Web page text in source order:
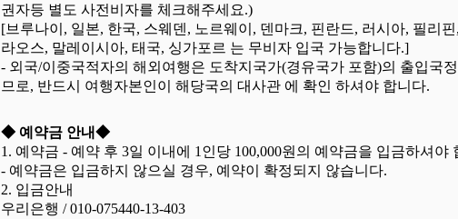
권자등 별도 사전비자를 체크해주세요.)
[브루나이, 일본, 한국, 스웨덴, 노르웨이, 덴마크, 핀란드, 러시아, 필리
라오스, 말레이시아, 태국, 싱가포르 는 무비자 입국 가능합니다.]
- 외국/이중국적자의 해외여행은 도착지국가(경유국가 포함)의 출입국
므로, 반드시 여행자본인이 해당국의 대사관 에 확인 하셔야 합니다.
◆ 예약금 안내◆
1. 예약금 - 예약 후 3일 이내에 1인당 100,000원의 예약금을 입금하셔야
- 예약금은 입금하지 않으실 경우, 예약이 확정되지 않습니다.
2. 입금안내
우리은행 / 010-075440-13-403